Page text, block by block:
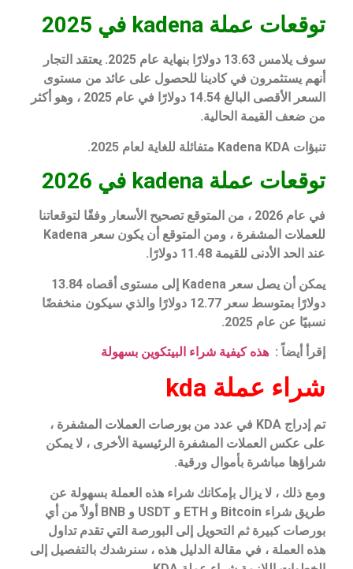
توقعات عملة kadena في 2025
سوف يلامس 13.63 دولارًا بنهاية عام 2025. يعتقد التجار
أنهم يستثمرون في كادينا للحصول على عائد من مستوى
السعر الأقصى البالغ 14.54 دولارًا في عام 2025 ، وهو أكثر
من ضعف القيمة الحالية.
تنبؤات Kadena KDA متفائلة للغاية لعام 2025.
توقعات عملة kadena في 2026
في عام 2026 ، من المتوقع تصحيح الأسعار وفقًا لتوقعاتنا
للعملات المشفرة ، ومن المتوقع أن يكون سعر Kadena
عند الحد الأدنى للقيمة 11.48 دولارًا.
يمكن أن يصل سعر Kadena إلى مستوى أقصاه 13.84
دولارًا بمتوسط ​​سعر 12.77 دولارًا والذي سيكون منخفضًا
نسبيًا عن عام 2025.
إقرأ أيضاً : هذه كيفية شراء البيتكوين بسهولة
شراء عملة kda
تم إدراج KDA في عدد من بورصات العملات المشفرة ،
على عكس العملات المشفرة الرئيسية الأخرى ، لا يمكن
شراؤها مباشرة بأموال ورقية.
ومع ذلك ، لا يزال بإمكانك شراء هذه العملة بسهولة عن
طريق شراء Bitcoin و ETH و USDT و BNB أولاً من أي
بورصات كبيرة ثم التحويل إلى البورصة التي تقدم تداول
هذه العملة ، في مقالة الدليل هذه ، سنرشدك بالتفصيل إلى